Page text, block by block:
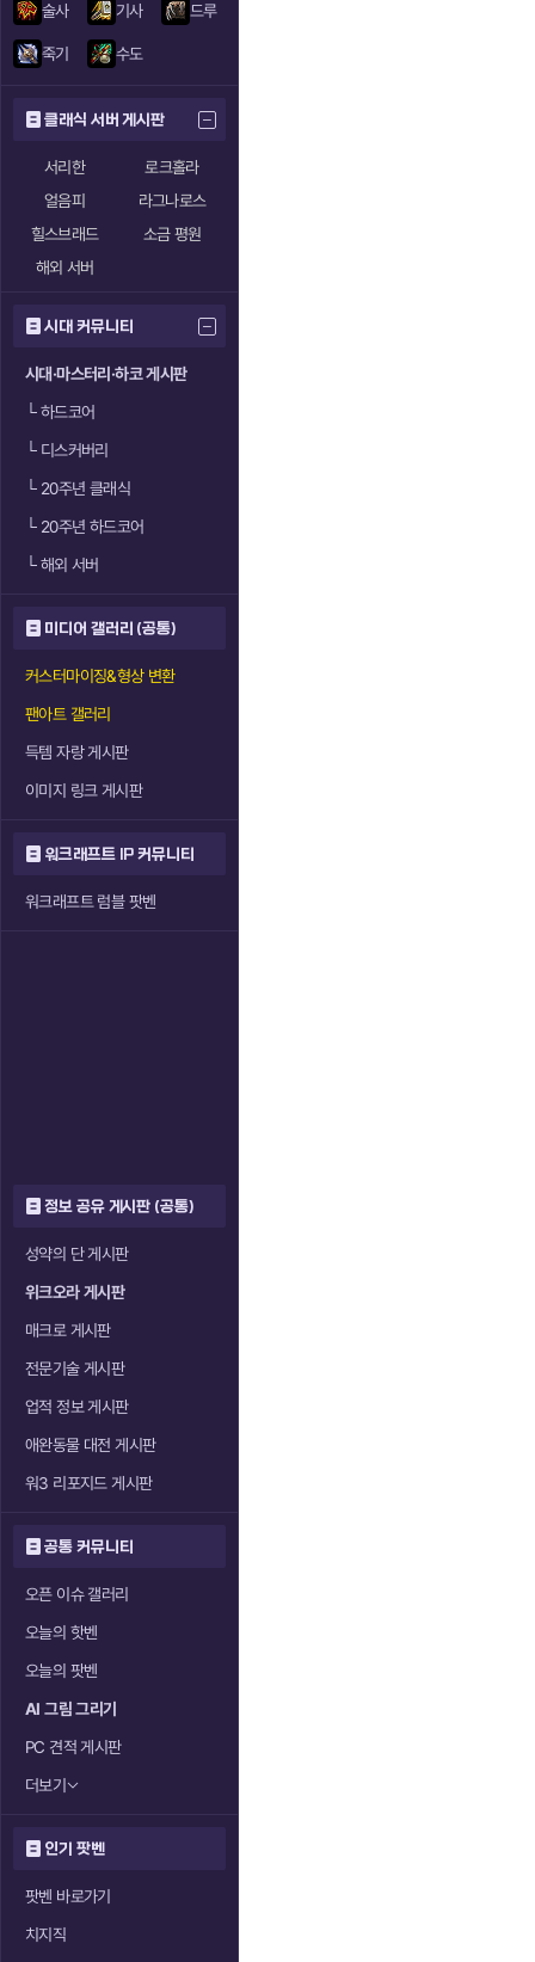
술사 기사 드루
죽기 수도
클래식 서버 게시판
서리한
로크홀라
얼음피
라그나로스
힐스브래드
소금 평원
해외 서버
시대 커뮤니티
시대·마스터리·하코 게시판
└하드코어
└디스커버리
└20주년 클래식
└20주년 하드코어
└해외 서버
미디어 갤러리 (공통)
커스터마이징&형상 변환
팬아트 갤러리
득템 자랑 게시판
이미지 링크 게시판
워크래프트 IP 커뮤니티
워크래프트 럼블 팟벤
정보 공유 게시판 (공통)
성약의 단 게시판
위크오라 게시판
매크로 게시판
전문기술 게시판
업적 정보 게시판
애완동물 대전 게시판
워3 리포지드 게시판
공통 커뮤니티
오픈 이슈 갤러리
오늘의 핫벤
오늘의 팟벤
AI 그림 그리기
PC 견적 게시판
더보기
인기 팟벤
팟벤 바로가기
치지직